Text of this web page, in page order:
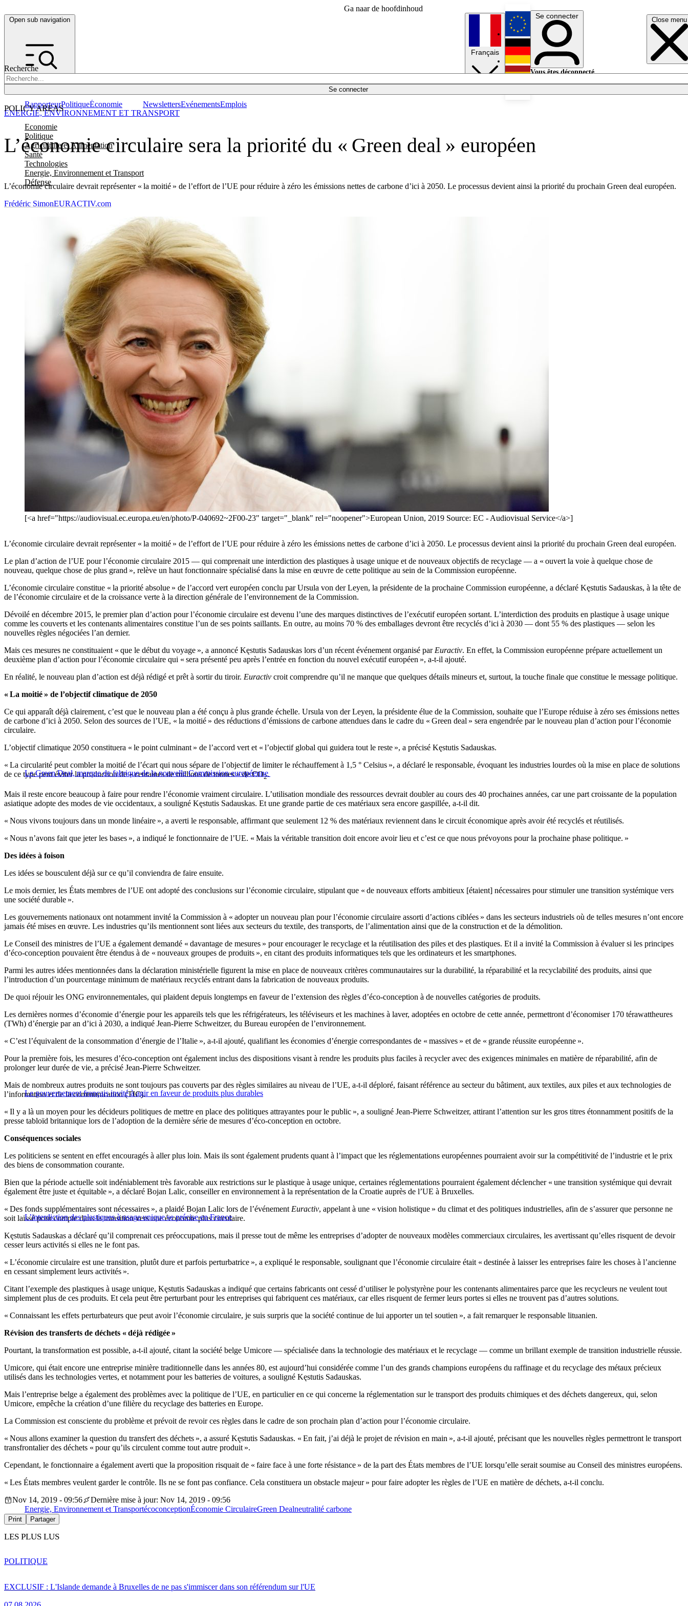
Ga naar de hoofdinhoud
Open sub navigation Close menu
Recherche
Se connecter
POLICY AREAS
Economie
Politique
Agriculture et Alimentation
Santé
Technologies
Energie, Environnement et Transport
Défense
RapporteurPolitiqueÉconomie NewslettersEvénementsEmplois
Français
English
Deutsch
Se connecter
Vous êtes déconnecté.
L’économie circulaire sera la priorité du « Green deal » européen
L’économie circulaire devrait représenter « la moitié » de l’effort de l’UE pour réduire à zéro les émissions nettes de carbone d’ici à 2050. Le processus devient ainsi la priorité du prochain Green deal européen.
ENERGIE, ENVIRONNEMENT ET TRANSPORT
Frédéric SimonEURACTIV.com
[<a href="https://audiovisual.ec.europa.eu/en/photo/P-040692~2F00-23" target="_blank" rel="noopener">European Union, 2019 Source: EC - Audiovisual Service</a>]
L’économie circulaire devrait représenter « la moitié » de l’effort de l’UE pour réduire à zéro les émissions nettes de carbone d’ici à 2050. Le processus devient ainsi la priorité du prochain Green deal européen.
Le plan d’action de l’UE pour l’économie circulaire 2015 — qui comprenait une interdiction des plastiques à usage unique et de nouveaux objectifs de recyclage — a « ouvert la voie à quelque chose de
nouveau, quelque chose de plus grand », relève un haut fonctionnaire spécialisé dans la mise en œuvre de cette politique au sein de la Commission européenne.
L’économie circulaire constitue « la priorité absolue » de l’accord vert européen conclu par Ursula von der Leyen, la présidente de la prochaine Commission européenne, a déclaré Kęstutis Sadauskas, à la tête de
de l’économie circulaire et de la croissance verte à la direction générale de l’environnement de la Commission.
Dévoilé en décembre 2015, le premier plan d’action pour l’économie circulaire est devenu l’une des marques distinctives de l’exécutif européen sortant. L’interdiction des produits en plastique à usage unique
comme les couverts et les contenants alimentaires constitue l’un de ses points saillants. En outre, au moins 70 % des emballages devront être recyclés d’ici à 2030 — dont 55 % des plastiques — selon les
nouvelles règles négociées l’an dernier.
Mais ces mesures ne constituaient « que le début du voyage », a annoncé Kęstutis Sadauskas lors d’un récent événement organisé par Euractiv. En effet, la Commission européenne prépare actuellement un
deuxième plan d’action pour l’économie circulaire qui « sera présenté peu après l’entrée en fonction du nouvel exécutif européen », a-t-il ajouté.
En réalité, le nouveau plan d’action est déjà rédigé et prêt à sortir du tiroir. Euractiv croit comprendre qu’il ne manque que quelques détails mineurs et, surtout, la touche finale que constitue le message politique.
« La moitié » de l’objectif climatique de 2050
Ce qui apparaît déjà clairement, c’est que le nouveau plan a été conçu à plus grande échelle. Ursula von der Leyen, la présidente élue de la Commission, souhaite que l’Europe réduise à zéro ses émissions nettes
de carbone d’ici à 2050. Selon des sources de l’UE, « la moitié » des réductions d’émissions de carbone attendues dans le cadre du « Green deal » sera engendrée par le nouveau plan d’action pour l’économie
circulaire.
L’objectif climatique 2050 constituera « le point culminant » de l’accord vert et « l’objectif global qui guidera tout le reste », a précisé Kęstutis Sadauskas.
Le Green Deal, marque de fabrique de la nouvelle Commission européenne
« La circularité peut combler la moitié de l’écart qui nous sépare de l’objectif de limiter le réchauffement à 1,5 ° Celsius », a déclaré le responsable, évoquant les industries lourdes où la mise en place de solutions
de ce type peut éviter la production de « centaines de millions de tonnes » de CO2.
Mais il reste encore beaucoup à faire pour rendre l’économie vraiment circulaire. L’utilisation mondiale des ressources devrait doubler au cours des 40 prochaines années, car une part croissante de la population
asiatique adopte des modes de vie occidentaux, a souligné Kęstutis Sadauskas. Et une grande partie de ces matériaux sera encore gaspillée, a-t-il dit.
« Nous vivons toujours dans un monde linéaire », a averti le responsable, affirmant que seulement 12 % des matériaux reviennent dans le circuit économique après avoir été recyclés et réutilisés.
« Nous n’avons fait que jeter les bases », a indiqué le fonctionnaire de l’UE. « Mais la véritable transition doit encore avoir lieu et c’est ce que nous prévoyons pour la prochaine phase politique. »
Des idées à foison
Les idées se bousculent déjà sur ce qu’il conviendra de faire ensuite.
Le mois dernier, les États membres de l’UE ont adopté des conclusions sur l’économie circulaire, stipulant que « de nouveaux efforts ambitieux [étaient] nécessaires pour stimuler une transition systémique vers
une société durable ».
Les gouvernements nationaux ont notamment invité la Commission à « adopter un nouveau plan pour l’économie circulaire assorti d’actions ciblées » dans les secteurs industriels où de telles mesures n’ont encore
jamais été mises en œuvre. Les industries qu’ils mentionnent sont liées aux secteurs du textile, des transports, de l’alimentation ainsi que de la construction et de la démolition.
Le Conseil des ministres de l’UE a également demandé « davantage de mesures » pour encourager le recyclage et la réutilisation des piles et des plastiques. Et il a invité la Commission à évaluer si les principes
d’éco-conception pouvaient être étendus à de « nouveaux groupes de produits », en citant des produits informatiques tels que les ordinateurs et les smartphones.
Parmi les autres idées mentionnées dans la déclaration ministérielle figurent la mise en place de nouveaux critères communautaires sur la durabilité, la réparabilité et la recyclabilité des produits, ainsi que
l’introduction d’un pourcentage minimum de matériaux recyclés entrant dans la fabrication de nouveaux produits.
De quoi réjouir les ONG environnementales, qui plaident depuis longtemps en faveur de l’extension des règles d’éco-conception à de nouvelles catégories de produits.
Les dernières normes d’économie d’énergie pour les appareils tels que les réfrigérateurs, les téléviseurs et les machines à laver, adoptées en octobre de cette année, permettront d’économiser 170 térawattheures
(TWh) d’énergie par an d’ici à 2030, a indiqué Jean-Pierre Schweitzer, du Bureau européen de l’environnement.
« C’est l’équivalent de la consommation d’énergie de l’Italie », a-t-il ajouté, qualifiant les économies d’énergie correspondantes de « massives » et de « grande réussite européenne ».
Pour la première fois, les mesures d’éco-conception ont également inclus des dispositions visant à rendre les produits plus faciles à recycler avec des exigences minimales en matière de réparabilité, afin de
prolonger leur durée de vie, a précisé Jean-Pierre Schweitzer.
Le gouvernement français invité à agir en faveur de produits plus durables
Mais de nombreux autres produits ne sont toujours pas couverts par des règles similaires au niveau de l’UE, a-t-il déploré, faisant référence au secteur du bâtiment, aux textiles, aux piles et aux technologies de
l’information et de la communication (TIC).
« Il y a là un moyen pour les décideurs politiques de mettre en place des politiques attrayantes pour le public », a souligné Jean-Pierre Schweitzer, attirant l’attention sur les gros titres étonnamment positifs de la
presse tabloïd britannique lors de l’adoption de la dernière série de mesures d’éco-conception en octobre.
Conséquences sociales
Les politiciens se sentent en effet encouragés à aller plus loin. Mais ils sont également prudents quant à l’impact que les réglementations européennes pourraient avoir sur la compétitivité de l’industrie et le prix
des biens de consommation courante.
Bien que la période actuelle soit indéniablement très favorable aux restrictions sur le plastique à usage unique, certaines réglementations pourraient également déclencher « une transition systémique qui devrait
également être juste et équitable », a déclaré Bojan Lalic, conseiller en environnement à la représentation de la Croatie auprès de l’UE à Bruxelles.
L’interdiction des plastiques à usage unique se précise en France
« Des fonds supplémentaires sont nécessaires », a plaidé Bojan Lalic lors de l’événement Euractiv, appelant à une « vision holistique » du climat et des politiques industrielles, afin de s’assurer que personne ne
soit laissé pour compte dans la transition vers une économie plus circulaire.
Kęstutis Sadauskas a déclaré qu’il comprenait ces préoccupations, mais il presse tout de même les entreprises d’adopter de nouveaux modèles commerciaux circulaires, les avertissant qu’elles risquent de devoir
cesser leurs activités si elles ne le font pas.
« L’économie circulaire est une transition, plutôt dure et parfois perturbatrice », a expliqué le responsable, soulignant que l’économie circulaire était « destinée à laisser les entreprises faire les choses à l’ancienne
en cessant simplement leurs activités ».
Citant l’exemple des plastiques à usage unique, Kęstutis Sadauskas a indiqué que certains fabricants ont cessé d’utiliser le polystyrène pour les contenants alimentaires parce que les recycleurs ne veulent tout
simplement plus de ces produits. Et cela peut être perturbant pour les entreprises qui fabriquent ces matériaux, car elles risquent de fermer leurs portes si elles ne trouvent pas d’autres solutions.
« Connaissant les effets perturbateurs que peut avoir l’économie circulaire, je suis surpris que la société continue de lui apporter un tel soutien », a fait remarquer le responsable lituanien.
Révision des transferts de déchets « déjà rédigée »
Pourtant, la transformation est possible, a-t-il ajouté, citant la société belge Umicore — spécialisée dans la technologie des matériaux et le recyclage — comme un brillant exemple de transition industrielle réussie.
Umicore, qui était encore une entreprise minière traditionnelle dans les années 80, est aujourd’hui considérée comme l’un des grands champions européens du raffinage et du recyclage des métaux précieux
utilisés dans les technologies vertes, et notamment pour les batteries de voitures, a souligné Kęstutis Sadauskas.
Mais l’entreprise belge a également des problèmes avec la politique de l’UE, en particulier en ce qui concerne la réglementation sur le transport des produits chimiques et des déchets dangereux, qui, selon
Umicore, empêche la création d’une filière du recyclage des batteries en Europe.
La Commission est consciente du problème et prévoit de revoir ces règles dans le cadre de son prochain plan d’action pour l’économie circulaire.
« Nous allons examiner la question du transfert des déchets », a assuré Kęstutis Sadauskas. « En fait, j’ai déjà le projet de révision en main », a-t-il ajouté, précisant que les nouvelles règles permettront le transport
transfrontalier des déchets « pour qu’ils circulent comme tout autre produit ».
Cependant, le fonctionnaire a également averti que la proposition risquait de « faire face à une forte résistance » de la part des États membres de l’UE lorsqu’elle serait soumise au Conseil des ministres européens.
« Les États membres veulent garder le contrôle. Ils ne se font pas confiance. Cela constituera un obstacle majeur » pour faire adopter les règles de l’UE en matière de déchets, a-t-il conclu.
Nov 14, 2019 - 09:56
Dernière mise à jour: Nov 14, 2019 - 09:56
Energie, Environnement et TransportécoconceptionÉconomie CirculaireGreen Dealneutralité carbone
Print Partager
LES PLUS LUS
EXCLUSIF : L'Islande demande à Bruxelles de ne pas s'immiscer dans son référendum sur l'UE
POLITIQUE